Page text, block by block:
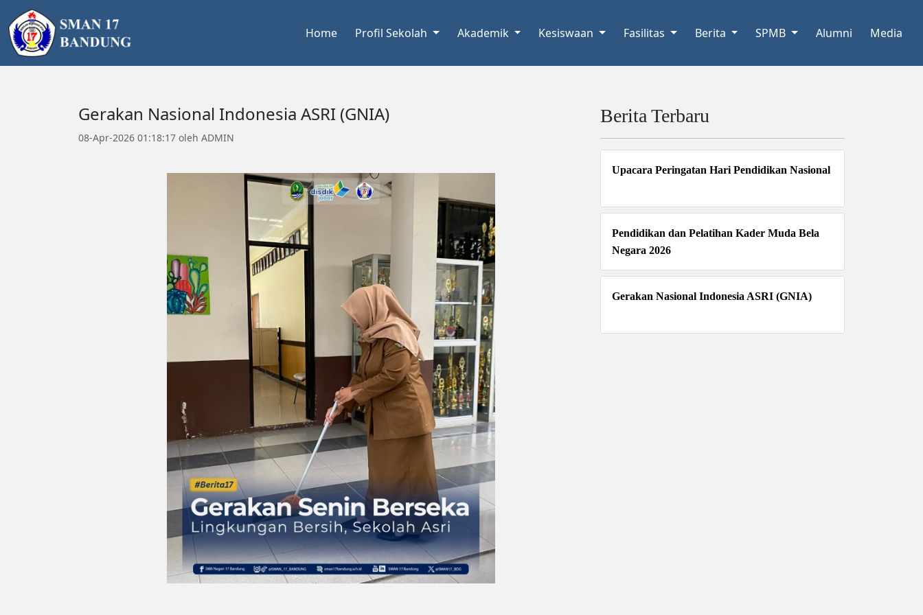
Home Profil Sekolah Akademik Kesiswaan Fasilitas Berita SPMB Alumni Media
Gerakan Nasional Indonesia ASRI (GNIA)
08-Apr-2026 01:18:17 oleh ADMIN
Berita Terbaru
Upacara Peringatan Hari Pendidikan Nasional
Pendidikan dan Pelatihan Kader Muda Bela
Negara 2026
Gerakan Nasional Indonesia ASRI (GNIA)